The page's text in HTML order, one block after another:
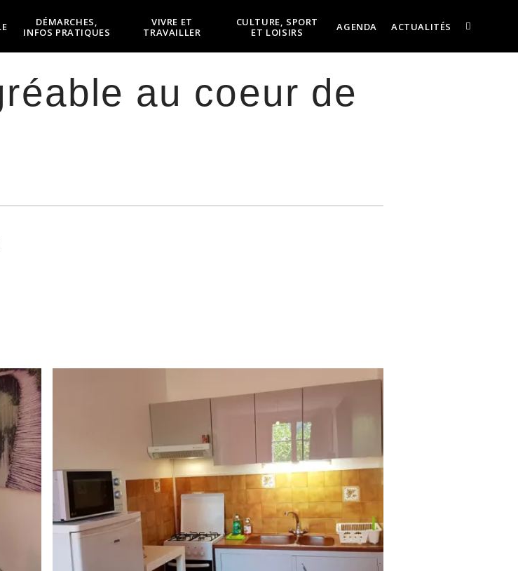
DÉMARCHES,
INFOS PRATIQUES
VIVRE ET
TRAVAILLER
CULTURE, SPORT
ET LOISIRS
AGENDA ACTUALITÉS
au coeur de